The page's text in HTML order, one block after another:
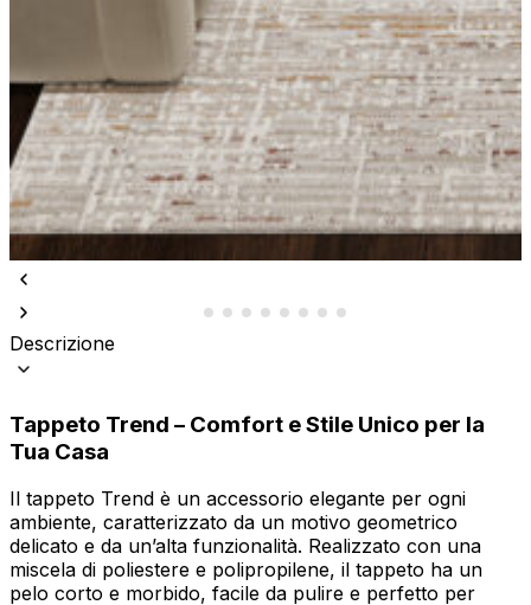
Descrizione
Tappeto Trend – Comfort e Stile Unico per la
Tua Casa
Il tappeto Trend è un accessorio elegante per ogni
ambiente, caratterizzato da un motivo geometrico
delicato e da un’alta funzionalità. Realizzato con una
miscela di poliestere e polipropilene, il tappeto ha un
pelo corto e morbido, facile da pulire e perfetto per